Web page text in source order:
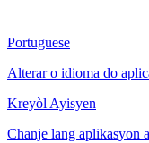
Portuguese
Alterar o idioma do
Kreyòl Ayisyen
Chanje lang aplikasyon